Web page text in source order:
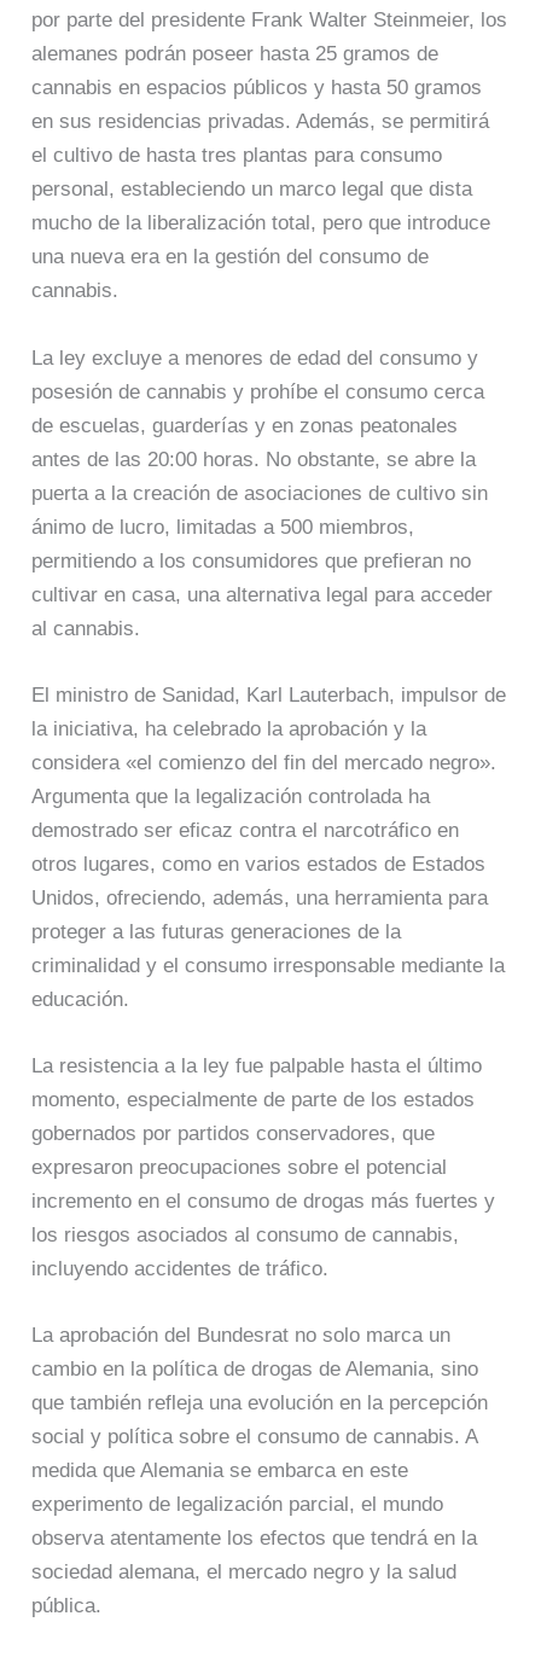
por parte del presidente Frank Walter Steinmeier, los
alemanes podrán poseer hasta 25 gramos de
cannabis en espacios públicos y hasta 50 gramos
en sus residencias privadas. Además, se permitirá
el cultivo de hasta tres plantas para consumo
personal, estableciendo un marco legal que dista
mucho de la liberalización total, pero que introduce
una nueva era en la gestión del consumo de
cannabis.
La ley excluye a menores de edad del consumo y
posesión de cannabis y prohíbe el consumo cerca
de escuelas, guarderías y en zonas peatonales
antes de las 20:00 horas. No obstante, se abre la
puerta a la creación de asociaciones de cultivo sin
ánimo de lucro, limitadas a 500 miembros,
permitiendo a los consumidores que prefieran no
cultivar en casa, una alternativa legal para acceder
al cannabis.
El ministro de Sanidad, Karl Lauterbach, impulsor de
la iniciativa, ha celebrado la aprobación y la
considera «el comienzo del fin del mercado negro».
Argumenta que la legalización controlada ha
demostrado ser eficaz contra el narcotráfico en
otros lugares, como en varios estados de Estados
Unidos, ofreciendo, además, una herramienta para
proteger a las futuras generaciones de la
criminalidad y el consumo irresponsable mediante la
educación.
La resistencia a la ley fue palpable hasta el último
momento, especialmente de parte de los estados
gobernados por partidos conservadores, que
expresaron preocupaciones sobre el potencial
incremento en el consumo de drogas más fuertes y
los riesgos asociados al consumo de cannabis,
incluyendo accidentes de tráfico.
La aprobación del Bundesrat no solo marca un
cambio en la política de drogas de Alemania, sino
que también refleja una evolución en la percepción
social y política sobre el consumo de cannabis. A
medida que Alemania se embarca en este
experimento de legalización parcial, el mundo
observa atentamente los efectos que tendrá en la
sociedad alemana, el mercado negro y la salud
pública.